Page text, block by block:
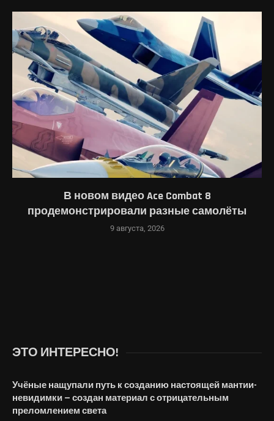
В новом видео Ace Combat 8
продемонстрировали разные самолёты
9 августа, 2026
ЭТО ИНТЕРЕСНО!
Учёные нащупали путь к созданию настоящей мантии-
невидимки — создан материал с отрицательным
преломлением света